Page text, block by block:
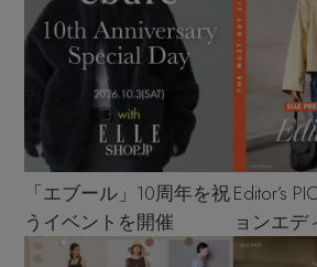
「エブール」10周年を祝
うイベントを開催
Editor’s
ョンエデ
買い！」